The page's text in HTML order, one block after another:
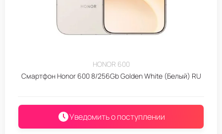
HONOR 600
Смартфон Honor 600 8/256Gb Golden White (Белый) RU
Уведомить о поступлении